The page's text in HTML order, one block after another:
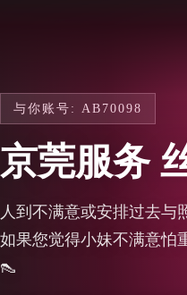
与你账号: AB70098
京莞服务
人到不满意或安排过去与
如果您觉得小妹不满意怕
👠